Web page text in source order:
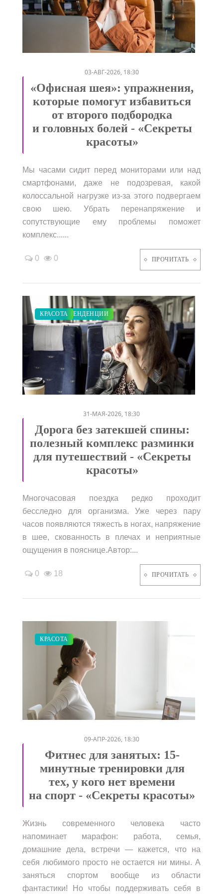
03-АВГ-2026, 18:30
«Офисная шея»: упражнения,
которые помогут избавиться
от второго подбородка
и головных болей - «Секреты
красоты»
Мы часами сидит перед мониторами или над
смартфонами, даже не подозревая, какой
колоссальной нагрузке из-за этого подвергаем
свою шею. Убрать перенапряжение и
сопутствующие ему проблемы поможет
комплекс......
0 0 ПРОЧИТАТЬ
МОДНЫЕ ТЕНДЕНЦИИ
/
КРАСОТА
31-МАЯ-2026, 18:30
Дорога без затекшей спины:
полезный комплекс разминки
для путешествий - «Секреты
красоты»
Многочасовая поездка редко проходит
бесследно для организма. Уже через пару
часов появляются тяжесть в ногах, напряжение
в шее, скованность в плечах и неприятные
ощущения в пояснице.Автор:...
0 18 ПРОЧИТАТЬ
ПОКАЗЫ
КРАСОТА
09-АПР-2026, 18:30
Фитнес для занятых: 15-
минутные тренировки для
тех, у кого нет времени
на спорт - «Секреты красоты»
Жизнь современного человека часто
напоминает марафон: работа, семья,
домашние дела, встречи — кажется, что на
себя любимого просто не остается ни мины. А
заняться спортом вообще из области
фантастики! Но чтобы поддерживать себя в